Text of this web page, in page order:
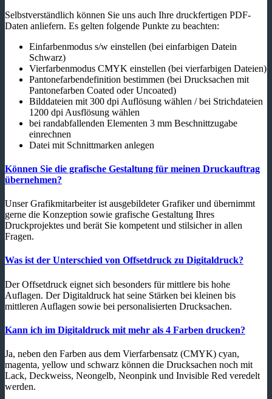
Selbstverständlich können Sie uns auch Ihre druckfertigen PDF-
Daten anliefern. Es gelten folgende Punkte zu beachten:
Einfarbenmodus s/w einstellen (bei einfarbigen Datein
Schwarz)
Vierfarbenmodus CMYK einstellen (bei vierfarbigen Dateien)
Pantonefarbendefinition bestimmen (bei Drucksachen mit
Pantonefarben Coated oder Uncoated)
Bilddateien mit 300 dpi Auflösung wählen / bei Strichdateien
1200 dpi Ausflösung wählen
bei randabfallenden Elementen 3 mm Beschnittzugabe
einrechnen
Datei mit Schnittmarken anlegen
Können Sie die grafische Gestaltung für meinen Druckauftrag
übernehmen?
Unser Grafikmitarbeiter ist ausgebildeter Grafiker und übernimmt
gerne die Konzeption sowie grafische Gestaltung Ihres
Druckprojektes und berät Sie kompetent und stilsicher in allen
Fragen.
Was ist der Unterschied von Offsetdruck zu Digitaldruck?
Der Offsetdruck eignet sich besonders für mittlere bis hohe
Auflagen. Der Digitaldruck hat seine Stärken bei kleinen bis
mittleren Auflagen sowie bei personalisierten Drucksachen.
Kann ich im Digitaldruck mit mehr als 4 Farben drucken?
Ja, neben den Farben aus dem Vierfarbensatz (CMYK) cyan,
magenta, yellow und schwarz können die Drucksachen noch mit
Lack, Deckweiss, Neongelb, Neonpink und Invisible Red veredelt
werden.